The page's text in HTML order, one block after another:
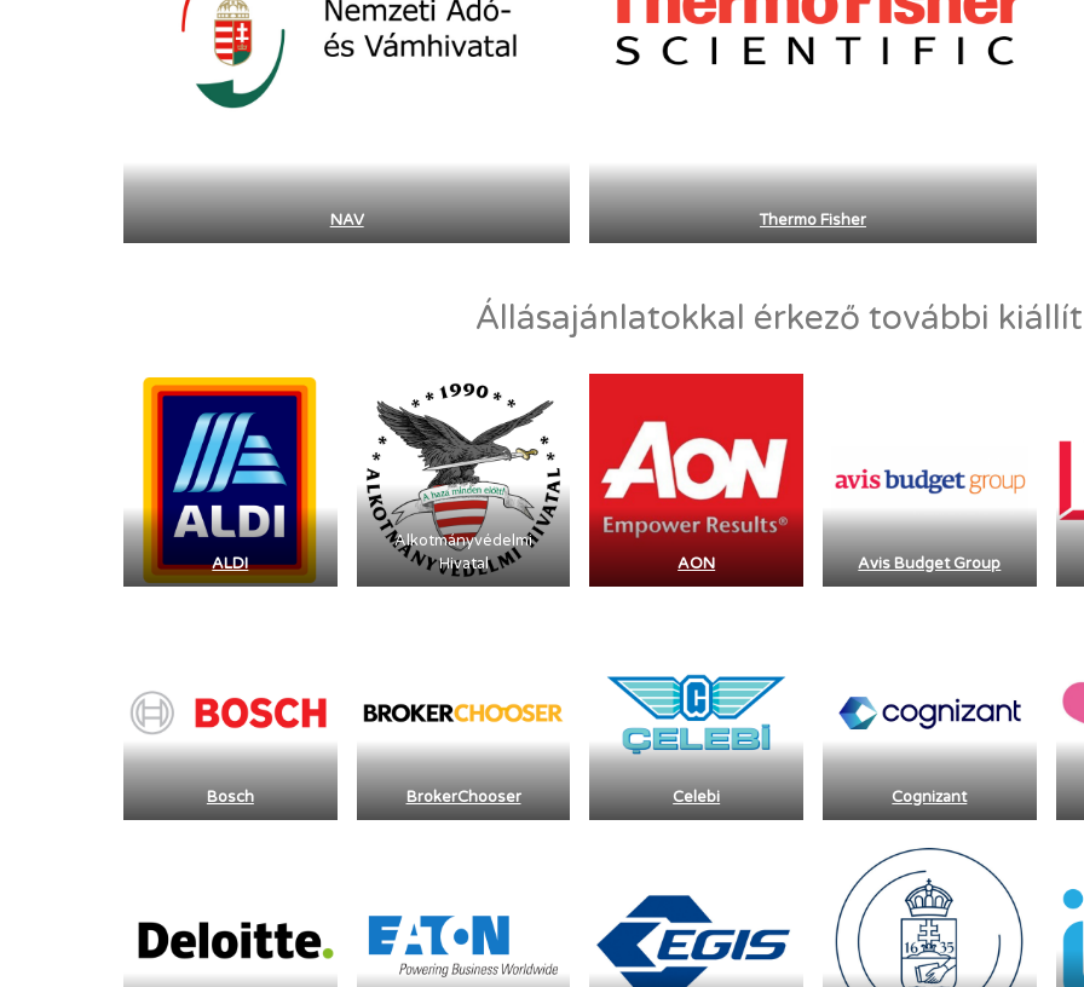
NAV Thermo Fisher
Állásajánlatokkal érkező további
ALDI
Alkotmányvédelmi
Hivatal
AON Avis Budget Group
Bosch BrokerChooser Celebi Cognizant